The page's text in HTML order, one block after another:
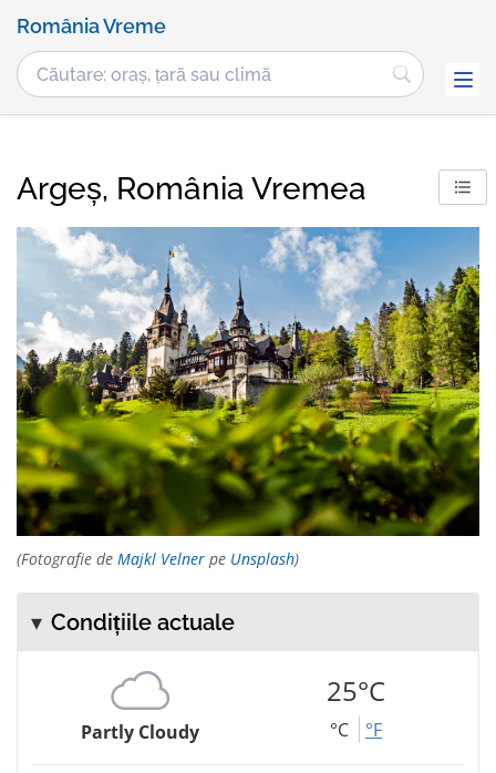
România Vreme
Argeș, România Vremea
(Fotografie de Majkl Velner pe Unsplash)
Condițiile actuale
Partly Cloudy
25°C
°C °F